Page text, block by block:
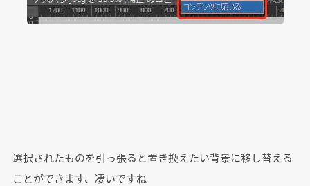
選択されたものを引っ張ると置き換えたい背景に移し替える
ことができます、凄いですね